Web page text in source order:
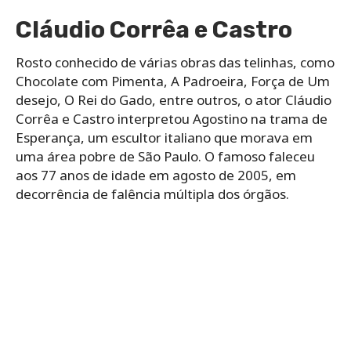
Cláudio Corrêa e Castro
Rosto conhecido de várias obras das telinhas, como
Chocolate com Pimenta, A Padroeira, Força de Um
desejo, O Rei do Gado, entre outros, o ator Cláudio
Corrêa e Castro interpretou Agostino na trama de
Esperança, um escultor italiano que morava em
uma área pobre de São Paulo. O famoso faleceu
aos 77 anos de idade em agosto de 2005, em
decorrência de falência múltipla dos órgãos.